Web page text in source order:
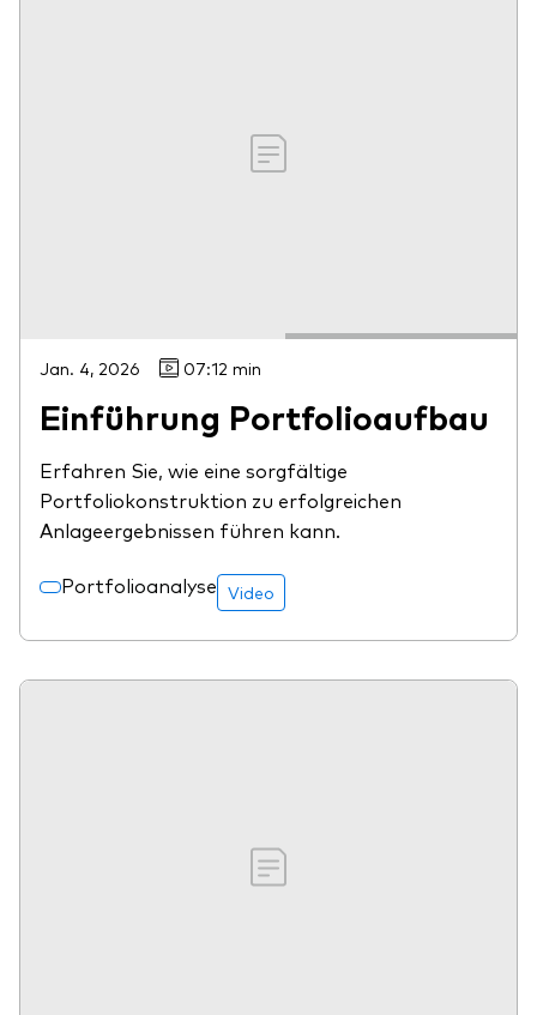
Jan. 4, 2026 07:12 min
Einführung Portfolioaufbau
Erfahren Sie, wie eine sorgfältige
Portfoliokonstruktion zu erfolgreichen
Anlageergebnissen führen kann.
Portfolioanalyse Video